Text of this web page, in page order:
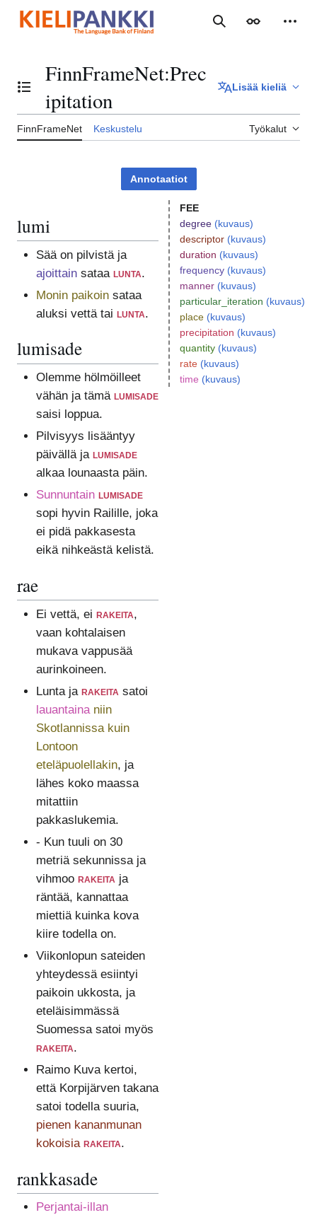
sisältöön
Haku Ulkoasu
Vaihda sisällysluettelo
FinnFrameNet:Prec
ipitation
Lisää kieliä
FinnFrameNet Keskustelu Työkalut
Annotaatiot
lumi
Sää on pilvistä ja
ajoittainsataa lunta.
Monin paikoinsataa
aluksi vettä tai lunta.
lumisade
Olemme hölmöilleet
vähän ja tämä lumisade
saisi loppua.
Pilvisyys lisääntyy
päivällä ja lumisade
alkaa lounaasta päin.
Sunnuntain lumisade
sopi hyvin Railille, joka
ei pidä pakkasesta
eikä nihkeästä kelistä.
rae
Ei vettä, ei rakeita,
vaan kohtalaisen
mukava vappusää
aurinkoineen.
Lunta ja rakeita satoi
lauantaina niin
Skotlannissa kuin
Lontoon
eteläpuolellakin, ja
lähes koko maassa
mitattiin
pakkaslukemia.
- Kun tuuli on 30
metriä sekunnissa ja
vihmoo rakeita ja
räntää, kannattaa
miettiä kuinka kova
kiire todella on.
Viikonlopun sateiden
yhteydessä esiintyi
paikoin ukkosta, ja
eteläisimmässä
Suomessa satoi myös
rakeita.
Raimo Kuva kertoi,
että Korpijärven takana
satoi todella suuria,
pienen kananmunan
kokoisia rakeita.
rankkasade
Perjantai-illan
FEE
degree (kuvaus)
descriptor (kuvaus)
duration (kuvaus)
frequency (kuvaus)
manner (kuvaus)
particular_iteration (kuvaus)
place (kuvaus)
precipitation (kuvaus)
quantity (kuvaus)
rate (kuvaus)
time (kuvaus)